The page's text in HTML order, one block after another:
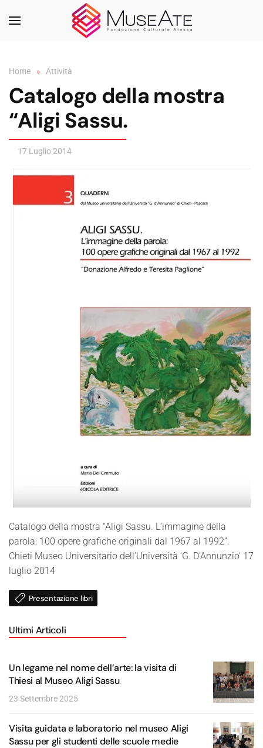
Skip to main content
Home Attività
Catalogo della mostra
“Aligi Sassu.
17 Luglio 2014
Catalogo della mostra “Aligi Sassu. L’immagine della
parola: 100 opere grafiche originali dal 1967 al 1992”.
Chieti Museo Universitario dell’Università ‘G. D’Annunzio’ 17
luglio 2014
Presentazione libri
Ultimi Articoli
Un legame nel nome dell’arte: la visita di
Thiesi al Museo Aligi Sassu
23 Settembre 2025
Visita guidata e laboratorio nel museo Aligi
Sassu per gli studenti delle scuole medie